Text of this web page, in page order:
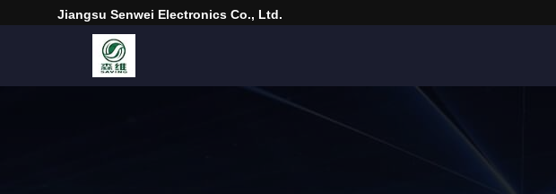
Jiangsu Senwei Electronics Co., Ltd.